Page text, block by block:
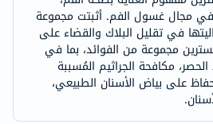
في مجال غسول الفم. أثبتت مجموعة
في تقليل البلاك والقضاء على
مجموعة من الفوائد، بما في
مكافحة الجراثيم المُسببة
على بياض الأسنان الطبيعي،